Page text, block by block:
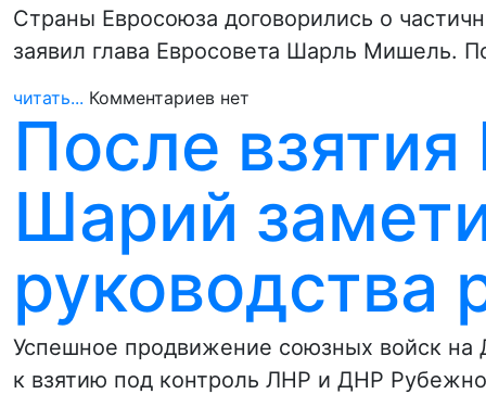
Страны Евросоюза договорились о
заявил глава Евросовета Шарль Мишель.
читать... Комментариев нет
После
Шарий
руководства
Успешное продвижение союзных войск на
к взятию под контроль ЛНР и ДНР